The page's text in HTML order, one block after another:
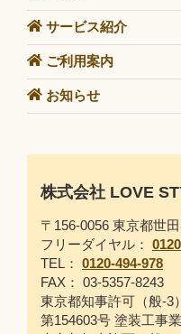
サービス紹介
ご利用案内
お知らせ
株式会社 LOVE
〒156-0056 東京都世
フリーダイヤル：
TEL： 0120-494-978
FAX： 03-5357-8243
東京都知事許可（般-3）
第154603号 塗装工事業